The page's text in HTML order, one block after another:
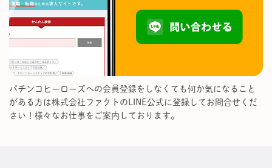
パチンコヒーローズへの会員登録をしなくても何か気になること
がある方は株式会社ファクトのLINE公式に登録してお問合せくだ
さい！様々なお仕事をご案内しております。